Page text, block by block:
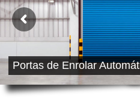
Portas de Enrolar